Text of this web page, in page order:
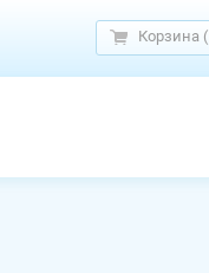
Корзина (